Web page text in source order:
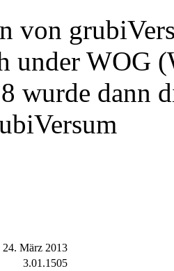
von
under WOG
wurde dann
24. März 2013
3.01.1505